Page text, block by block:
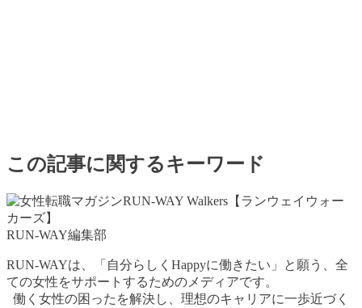
この記事に関するキーワード
RUN-WAY編集部
RUN-WAYは、「自分らしくHappyに働きたい」と願う、全
ての女性をサポートするためのメディアです。
働く女性の困ったを解決し、理想のキャリアに一歩近づく